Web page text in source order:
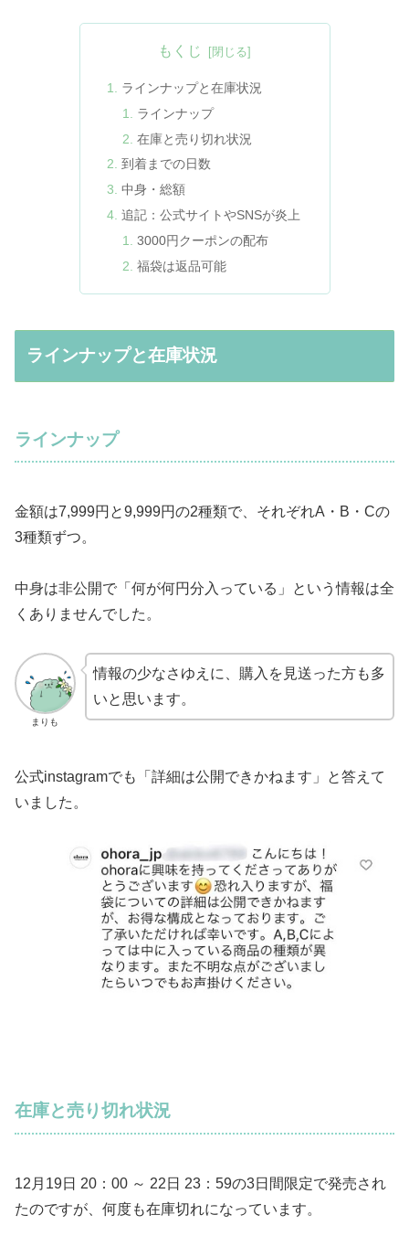
もくじ
ラインナップと在庫状況
ラインナップ
在庫と売り切れ状況
到着までの日数
中身・総額
追記：公式サイトやSNSが炎上
3000円クーポンの配布
福袋は返品可能
ラインナップと在庫状況
ラインナップ
金額は7,999円と9,999円の2種類で、それぞれA・B・Cの
3種類ずつ。
中身は非公開で「何が何円分入っている」という情報は全
くありませんでした。
まりも
情報の少なさゆえに、購入を見送った方も多
いと思います。
公式instagramでも「詳細は公開できかねます」と答えて
いました。
在庫と売り切れ状況
12月19日 20：00 ～ 22日 23：59の3日間限定で発売され
たのですが、何度も在庫切れになっています。